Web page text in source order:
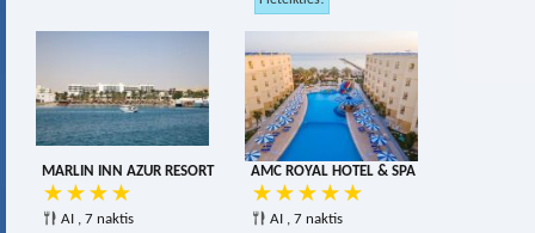
MARLIN INN AZUR RESORT
AI , 7 naktis
AMC ROYAL HOTEL & SPA
AI , 7 naktis